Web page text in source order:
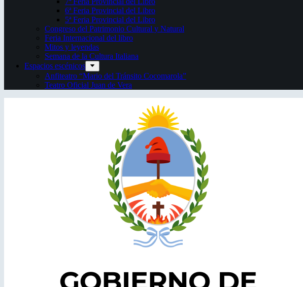
6ª Feria Provincial del Libro
5ª Feria Provincial del Libro
Congreso del Patrimonio Cultural y Natural
Feria Internacional del libro
Mitos y leyendas
Semana de la Cultura Italiana
Espacios escénicos
Anfiteatro “Mario del Tránsito Cocomarola”
Teatro Oficial Juan de Vera